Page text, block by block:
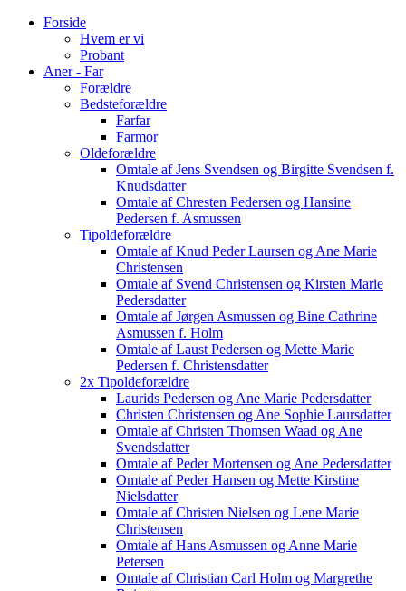
Forside
Hvem er vi
Probant
Aner - Far
Forældre
Bedsteforældre
Farfar
Farmor
Oldeforældre
Omtale af Jens Svendsen og Birgitte Svendsen f.
Knudsdatter
Omtale af Chresten Pedersen og Hansine
Pedersen f. Asmussen
Tipoldeforældre
Omtale af Knud Peder Laursen og Ane Marie
Christensen
Omtale af Svend Christensen og Kirsten Marie
Pedersdatter
Omtale af Jørgen Asmussen og Bine Cathrine
Asmussen f. Holm
Omtale af Laust Pedersen og Mette Marie
Pedersen f. Christensdatter
2x Tipoldeforældre
Laurids Pedersen og Ane Marie Pedersdatter
Christen Christensen og Ane Sophie Laursdatter
Omtale af Christen Thomsen Waad og Ane
Svendsdatter
Omtale af Peder Mortensen og Ane Pedersdatter
Omtale af Peder Hansen og Mette Kirstine
Nielsdatter
Omtale af Christen Nielsen og Lene Marie
Christensen
Omtale af Hans Asmussen og Anne Marie
Petersen
Omtale af Christian Carl Holm og Margrethe